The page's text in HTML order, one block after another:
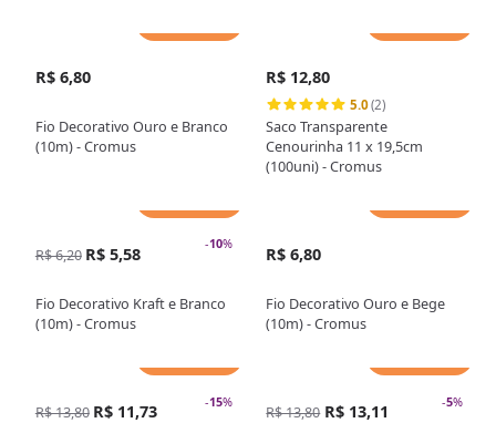
R$ 6,80
Fio Decorativo Ouro e Branco
(10m) - Cromus
R$ 12,80
5.0(2)
Saco Transparente
Cenourinha 11 x 19,5cm
(100uni) - Cromus
-10%
R$ 6,20 R$ 5,58
Fio Decorativo Kraft e Branco
(10m) - Cromus
R$ 6,80
Fio Decorativo Ouro e Bege
(10m) - Cromus
-15%
R$ 13,80 R$ 11,73 -5%
R$ 13,80 R$ 13,11